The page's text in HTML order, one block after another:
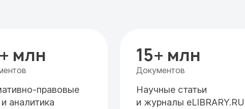
млн
правовые
аналитика
15+ млн
Документов
Научные статьи
и журналы eLIBRARY.RU